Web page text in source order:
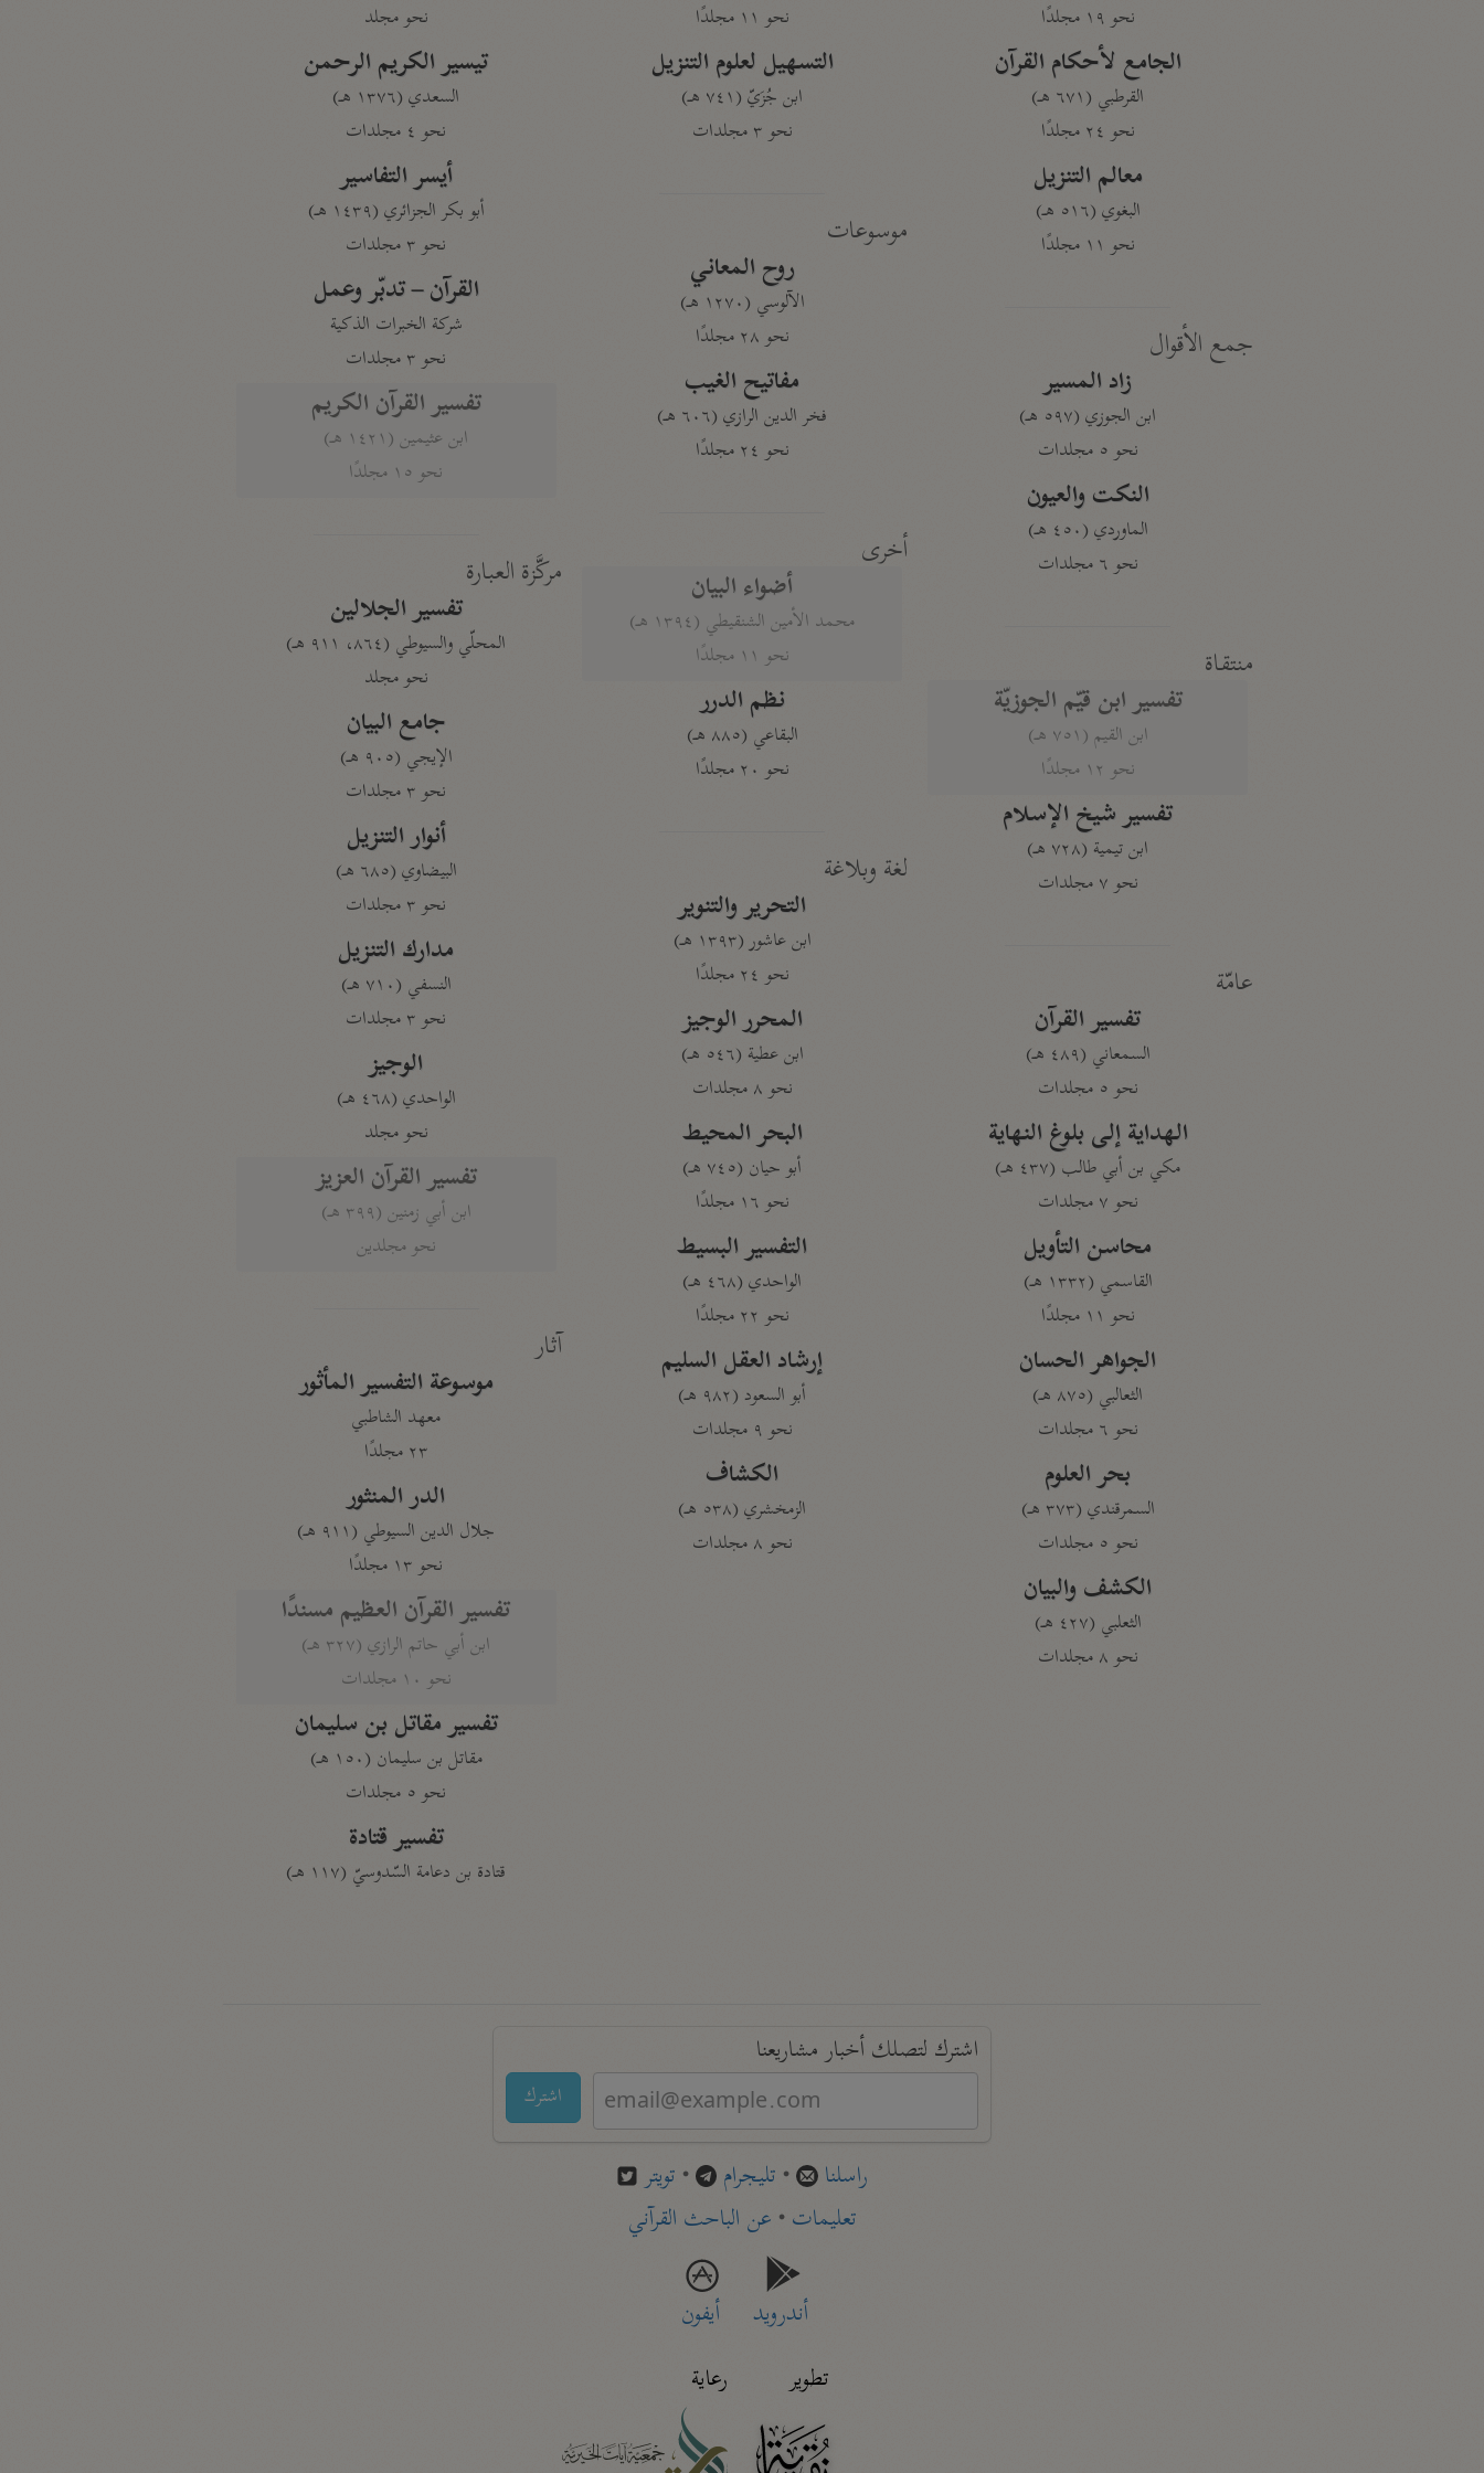
نحو ١٩ مجلدًا
الجامع لأحكام القرآن
القرطبي (٦٧١ هـ)
نحو ٢٤ مجلدًا
معالم التنزيل
البغوي (٥١٦ هـ)
نحو ١١ مجلدًا
جمع الأقوال
زاد المسير
ابن الجوزي (٥٩٧ هـ)
نحو ٥ مجلدات
النكت والعيون
الماوردي (٤٥٠ هـ)
نحو ٦ مجلدات
منتقاة
تفسير ابن قيّم الجوزيّة
ابن القيم (٧٥١ هـ)
نحو ١٢ مجلدًا
تفسير شيخ الإسلام
ابن تيمية (٧٢٨ هـ)
نحو ٧ مجلدات
عامّة
تفسير القرآن
السمعاني (٤٨٩ هـ)
نحو ٥ مجلدات
الهداية إلى بلوغ النهاية
مكي بن أبي طالب (٤٣٧ هـ)
نحو ٧ مجلدات
محاسن التأويل
القاسمي (١٣٣٢ هـ)
نحو ١١ مجلدًا
الجواهر الحسان
الثعالبي (٨٧٥ هـ)
نحو ٦ مجلدات
بحر العلوم
السمرقندي (٣٧٣ هـ)
نحو ٥ مجلدات
الكشف والبيان
الثعلبي (٤٢٧ هـ)
نحو ٨ مجلدات
نحو ١١ مجلدًا
التسهيل لعلوم التنزيل
ابن جُزَيّ (٧٤١ هـ)
نحو ٣ مجلدات
موسوعات
روح المعاني
الآلوسي (١٢٧٠ هـ)
نحو ٢٨ مجلدًا
مفاتيح الغيب
فخر الدين الرازي (٦٠٦ هـ)
نحو ٢٤ مجلدًا
أخرى
أضواء البيان
محمد الأمين الشنقيطي (١٣٩٤ هـ)
نحو ١١ مجلدًا
نظم الدرر
البقاعي (٨٨٥ هـ)
نحو ٢٠ مجلدًا
لغة وبلاغة
التحرير والتنوير
ابن عاشور (١٣٩٣ هـ)
نحو ٢٤ مجلدًا
المحرر الوجيز
ابن عطية (٥٤٦ هـ)
نحو ٨ مجلدات
البحر المحيط
أبو حيان (٧٤٥ هـ)
نحو ١٦ مجلدًا
التفسير البسيط
الواحدي (٤٦٨ هـ)
نحو ٢٢ مجلدًا
إرشاد العقل السليم
أبو السعود (٩٨٢ هـ)
نحو ٩ مجلدات
الكشاف
الزمخشري (٥٣٨ هـ)
نحو ٨ مجلدات
نحو مجلد
تيسير الكريم الرحمن
السعدي (١٣٧٦ هـ)
نحو ٤ مجلدات
أيسر التفاسير
أبو بكر الجزائري (١٤٣٩ هـ)
نحو ٣ مجلدات
القرآن – تدبّر وعمل
شركة الخبرات الذكية
نحو ٣ مجلدات
تفسير القرآن الكريم
ابن عثيمين (١٤٢١ هـ)
نحو ١٥ مجلدًا
مركَّزة العبارة
تفسير الجلالين
المحلّي والسيوطي (٨٦٤، ٩١١ هـ)
نحو مجلد
جامع البيان
الإيجي (٩٠٥ هـ)
نحو ٣ مجلدات
أنوار التنزيل
البيضاوي (٦٨٥ هـ)
نحو ٣ مجلدات
مدارك التنزيل
النسفي (٧١٠ هـ)
نحو ٣ مجلدات
الوجيز
الواحدي (٤٦٨ هـ)
نحو مجلد
تفسير القرآن العزيز
ابن أبي زمنين (٣٩٩ هـ)
نحو مجلدين
آثار
موسوعة التفسير المأثور
معهد الشاطبي
٢٣ مجلدًا
الدر المنثور
جلال الدين السيوطي (٩١١ هـ)
نحو ١٣ مجلدًا
تفسير القرآن العظيم مسندًا
ابن أبي حاتم الرازي (٣٢٧ هـ)
نحو ١٠ مجلدات
تفسير مقاتل بن سليمان
مقاتل بن سليمان (١٥٠ هـ)
نحو ٥ مجلدات
تفسير قتادة
قتادة بن دعامة السّدوسيّ (١١٧ هـ)
اشترك لتصلك أخبار مشاريعنا
اشترك
راسلنا • تليجرام • تويتر
تعليمات• عن الباحث القرآني
أندرويد
أيفون
تطوير
رعاية